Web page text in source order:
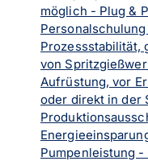
möglich - Plug &
Prozessstabilität,
von
Aufrüstung, vor
oder direkt in der
Pumpenleistung